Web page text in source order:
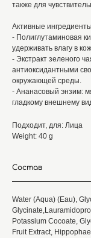
также для
Активные
- Полиглутаминовая
удерживать влагу в
- Экстракт зеленого
антиоксидантными
окружающей среды.
- Ананасовый энзим:
гладкому внешнему
Подходит, для: Лица
Weight: 40 g
Состав
Water (Aqua) (Eau),
Potassium Cocoate,
Fruit Extract,